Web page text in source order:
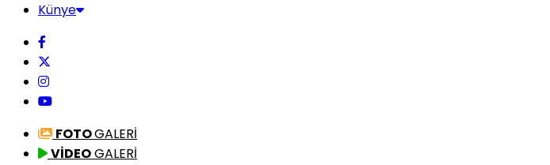
Künye
FOTOGALERİ
VİDEOGALERİ